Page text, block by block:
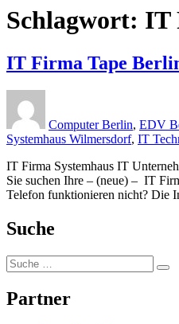
Schlagwort: IT
IT Firma Tape
Computer Berlin, EDV
Systemhaus Wilmersdorf, IT
IT Firma Systemhaus IT
Sie suchen Ihre – (neue) – IT
Telefon funktionieren nicht? Die
Suche
Tape
Berlin:
Partner